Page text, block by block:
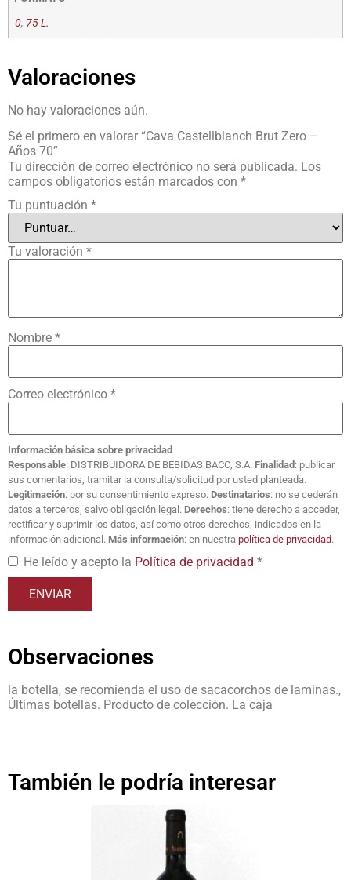
0, 75 L.
Valoraciones
No hay valoraciones aún.
Sé el primero en valorar “Cava Castellblanch Brut Zero –
Años 70”
Tu dirección de correo electrónico no será publicada. Los
campos obligatorios están marcados con *
Tu puntuación *
Tu valoración *
Nombre *
Correo electrónico *
Información básica sobre privacidad
Responsable: DISTRIBUIDORA DE BEBIDAS BACO, S.A. Finalidad : publicar
sus comentarios, tramitar la consulta/solicitud por usted planteada.
Legitimación: por su consentimiento expreso. Destinatarios: no se cederán
datos a terceros, salvo obligación legal. Derechos: tiene derecho a acceder,
rectificar y suprimir los datos, así como otros derechos, indicados en la
información adicional. Más información: en nuestra política de privacidad.
He leído y acepto la Política de privacidad *
Observaciones
la botella, se recomienda el uso de sacacorchos de laminas.,
Últimas botellas. Producto de colección. La caja
También le podría interesar